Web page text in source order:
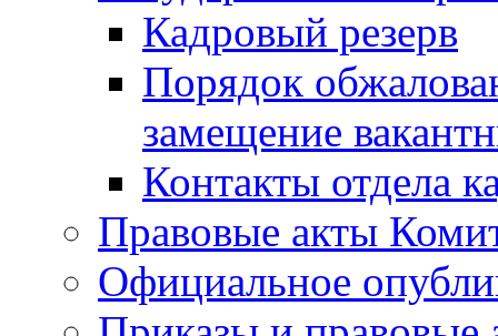
Кадровый резерв
Порядок
замещение
Контакты отдела
Правовые акты
Официальное